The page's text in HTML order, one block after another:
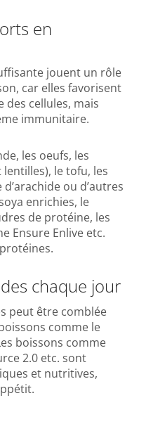
en
jouent un rôle
car elles favorisent
des cellules, mais
immunitaire.
les oeufs, les
le tofu, les
ou d’autres
enrichies, le
de protéine, les
Ensure Enlive etc.
chaque jour
peut être comblée
comme le
boissons comme
2.0 etc. sont
et nutritives,